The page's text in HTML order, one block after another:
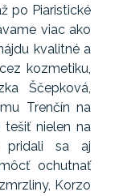
po Piaristické
viac ako
kvalitné a
kozmetiku,
Ščepková,
Trenčín na
tešiť nielen na
pridali sa aj
ochutnať
Korzo